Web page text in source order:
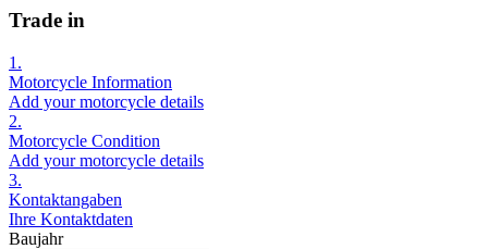
Trade in
1.
Motorcycle Information
Add your motorcycle details
2.
Motorcycle Condition
Add your motorcycle details
3.
Kontaktangaben
Ihre Kontaktdaten
Baujahr